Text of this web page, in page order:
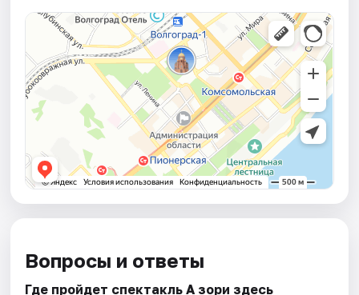
Вопросы и ответы
Где пройдет спектакль А зори здесь